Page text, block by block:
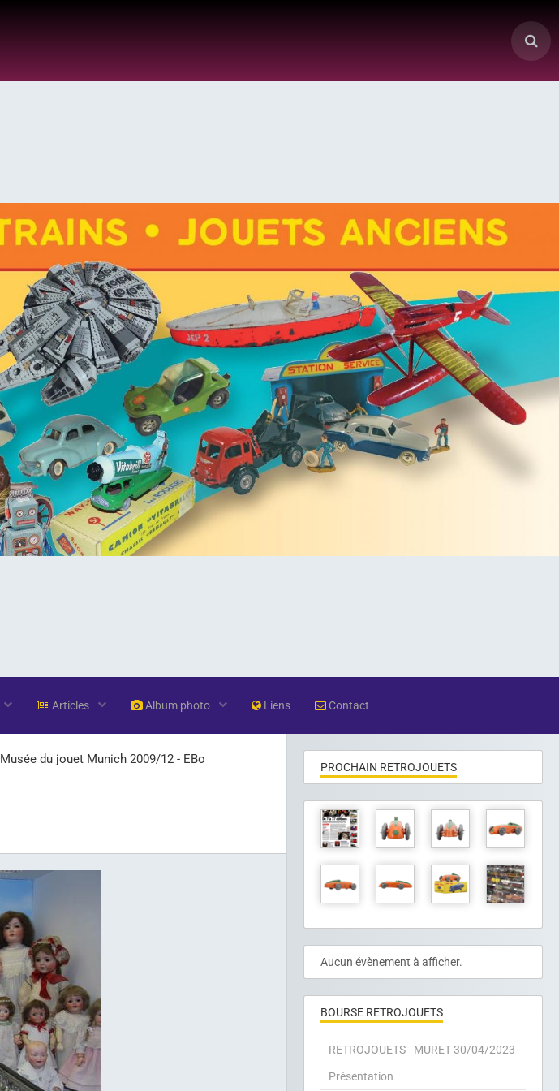
Articles Album photo Liens Contact
Musée du jouet Munich 2009/12 - EBo
PROCHAIN RETROJOUETS
Aucun évènement à afficher.
BOURSE RETROJOUETS
RETROJOUETS - MURET 30/04/2023
Présentation